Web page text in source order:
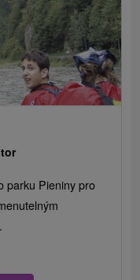
parku Pieniny pro